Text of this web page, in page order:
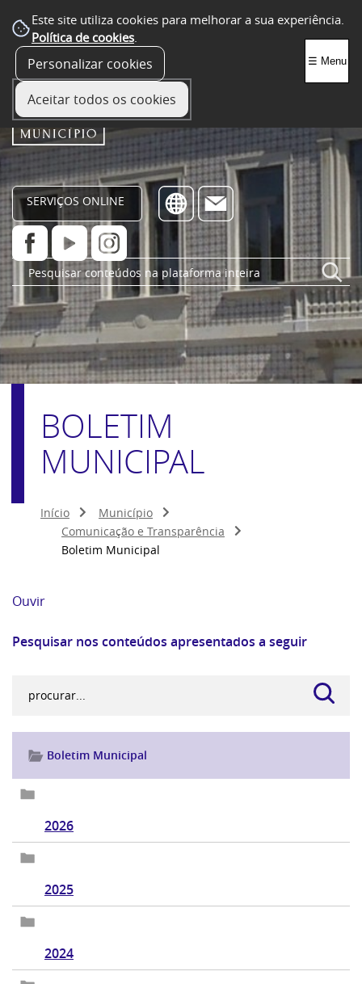
Este site utiliza cookies para melhorar a sua experiência.
Política de cookies.
Personalizar cookies
Aceitar todos os cookies
SERVIÇOS ONLINE
☰ Menu
BOLETIM
MUNICIPAL
Início
Município
Comunicação e Transparência
Boletim Municipal
Ouvir
Pesquisar nos conteúdos apresentados a seguir
Boletim Municipal
2026
2025
2024